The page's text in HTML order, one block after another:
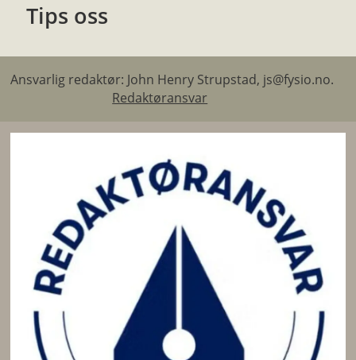
Tips oss
Ansvarlig redaktør: John Henry Strupstad, js@fysio.no.
Redaktøransvar